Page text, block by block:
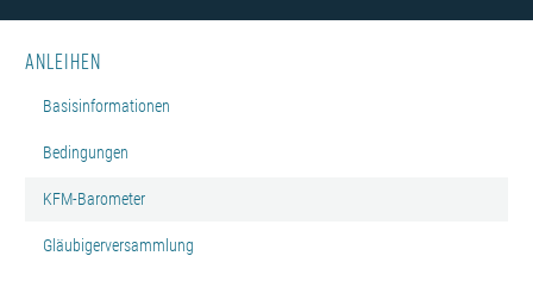
Anleihen
Basisinformationen
Bedingungen
KFM-Barometer
Gläubigerversammlung